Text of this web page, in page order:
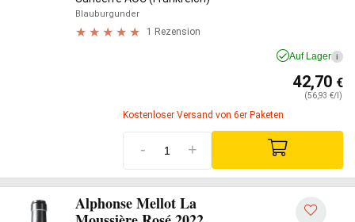
Blauburgunder
1 Rezension
Auf Lager i
42,70 €
(56,93 €/l)
Kostenloser Versand von 6er Paketen
- +
Alphonse Mellot La